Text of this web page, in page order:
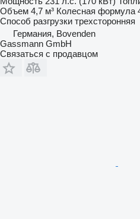
Объем 4,7 м³ Колесная формула
Способ разгрузки трехсторонняя
Германия, Bovenden
Gassmann GmbH
Связаться с продавцом